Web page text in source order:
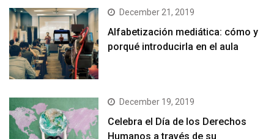
December 21, 2019
Alfabetización mediática: cómo y
porqué introducirla en el aula
December 19, 2019
Celebra el Día de los Derechos
Humanos a través de su